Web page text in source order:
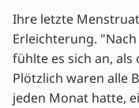
Wechseljahren
Klarheit.
Tipps von
Ihre letzte
Erleichterung.
fühlte es sich an,
Plötzlich waren alle
jeden Monat hatte,